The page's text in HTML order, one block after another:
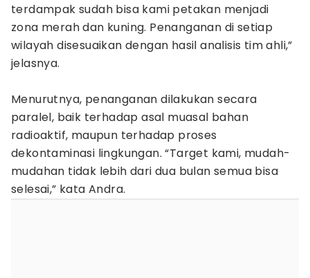
terdampak sudah bisa kami petakan menjadi
zona merah dan kuning. Penanganan di setiap
wilayah disesuaikan dengan hasil analisis tim ahli,”
jelasnya.
Menurutnya, penanganan dilakukan secara
paralel, baik terhadap asal muasal bahan
radioaktif, maupun terhadap proses
dekontaminasi lingkungan. “Target kami, mudah-
mudahan tidak lebih dari dua bulan semua bisa
selesai,” kata Andra.